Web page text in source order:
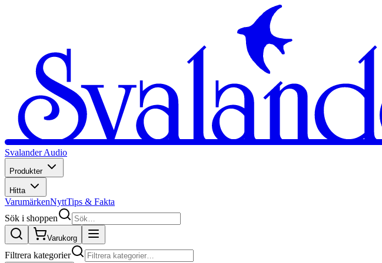
Svalander Audio
Produkter
Hitta
VarumärkenNyttTips & Fakta
Sök i shoppen
Varukorg
Filtrera kategorier